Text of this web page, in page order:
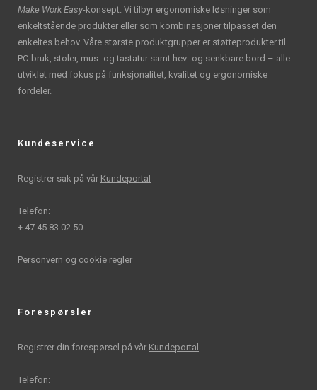
Make Work Easy-konsept. Vi tilbyr ergonomiske løsninger som
enkeltstående produkter eller som kombinasjoner tilpasset den
enkeltes behov. Våre største produktgrupper er støtteprodukter til
PC-bruk, stoler, mus- og tastatur samt hev- og senkbare bord – alle
utviklet med fokus på funksjonalitet, kvalitet og ergonomiske
fordeler.
Kundeservice
Registrer sak på vår Kundeportal
Telefon:
+ 47 45 83 02 50
Personvern og cookie regler
Forespørsler
Registrer din forespørsel på vår Kundeportal
Telefon: